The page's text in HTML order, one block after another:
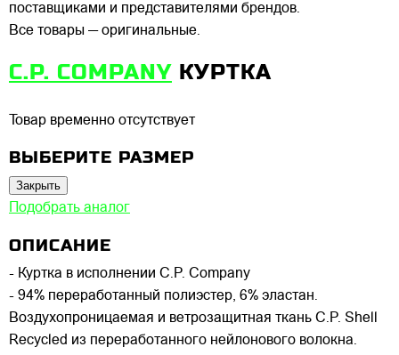
поставщиками и представителями брендов.
Все товары — оригинальные.
C.P. COMPANY КУРТКА
Товар временно отсутствует
ВЫБЕРИТЕ РАЗМЕР
Закрыть
Подобрать аналог
ОПИСАНИЕ
- Куртка в исполнении C.P. Company
- 94% переработанный полиэстер, 6% эластан.
Воздухопроницаемая и ветрозащитная ткань C.P. Shell
Recycled из переработанного нейлонового волокна.